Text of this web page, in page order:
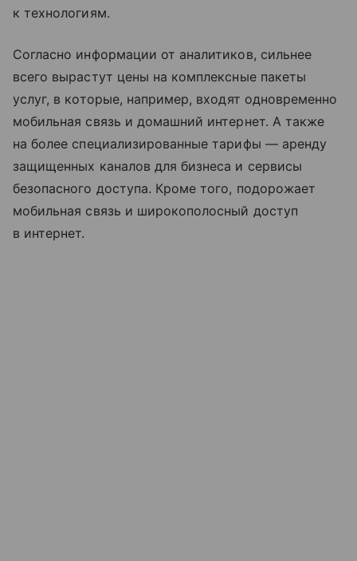
к технологиям.
Согласно информации от аналитиков, сильнее
всего вырастут цены на комплексные пакеты
услуг, в которые, например, входят одновременно
мобильная связь и домашний интернет. А также
на более специализированные тарифы — аренду
защищенных каналов для бизнеса и сервисы
безопасного доступа. Кроме того, подорожает
мобильная связь и широкополосный доступ
в интернет.